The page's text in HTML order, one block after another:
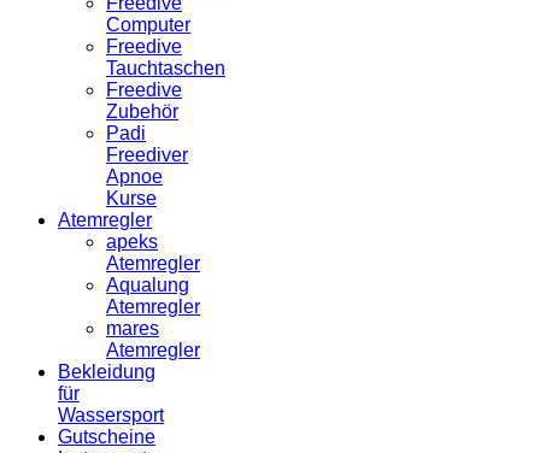
Computer
Freedive
Tauchtaschen
Freedive
Zubehör
Padi
Freediver
Apnoe
Kurse
Atemregler
apeks
Atemregler
Aqualung
Atemregler
mares
Atemregler
Bekleidung
für
Wassersport
Gutscheine